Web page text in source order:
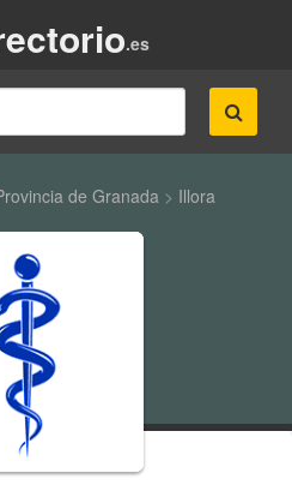
.es
de Granada > Illora